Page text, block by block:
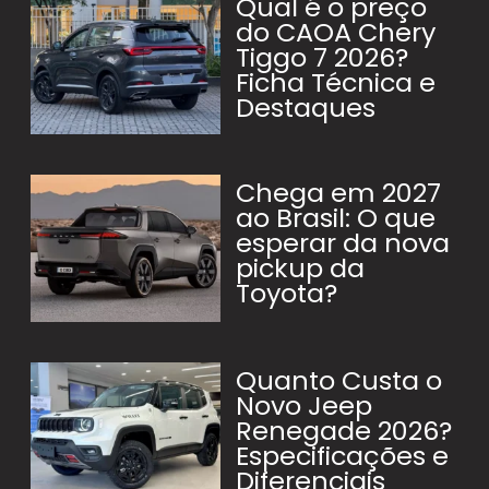
Qual é o preço
do CAOA Chery
Tiggo 7 2026?
Ficha Técnica e
Destaques
Chega em 2027
ao Brasil: O que
esperar da nova
pickup da
Toyota?
Quanto Custa o
Novo Jeep
Renegade 2026?
Especificações e
Diferenciais